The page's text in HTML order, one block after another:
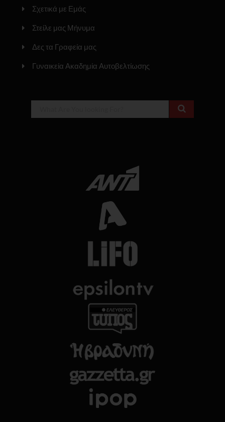
Σχετικά με Εμάς
Στείλε μας Μήνυμα
Δες τα Γραφεία μας
Γυναικεία Ακαδημία Αυτοβελτίωσης